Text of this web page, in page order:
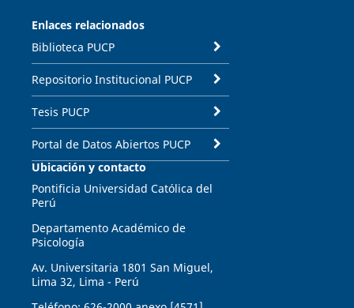
Enlaces relacionados
Biblioteca PUCP
Repositorio Institucional PUCP
Tesis PUCP
Portal de Datos Abiertos PUCP
Ubicación y contacto
Pontificia Universidad Católica del
Perú
Departamento Académico de
Psicología
Av. Universitaria 1801 San Miguel,
Lima 32, Lima - Perú